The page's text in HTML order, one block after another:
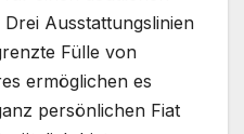
Ausstattungslinien
Fülle von
ermöglichen es
persönlichen Fiat